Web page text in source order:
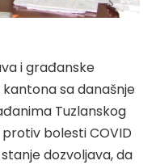
i građanske
sa današnje
Tuzlanskog
bolesti COVID
dozvoljava, da